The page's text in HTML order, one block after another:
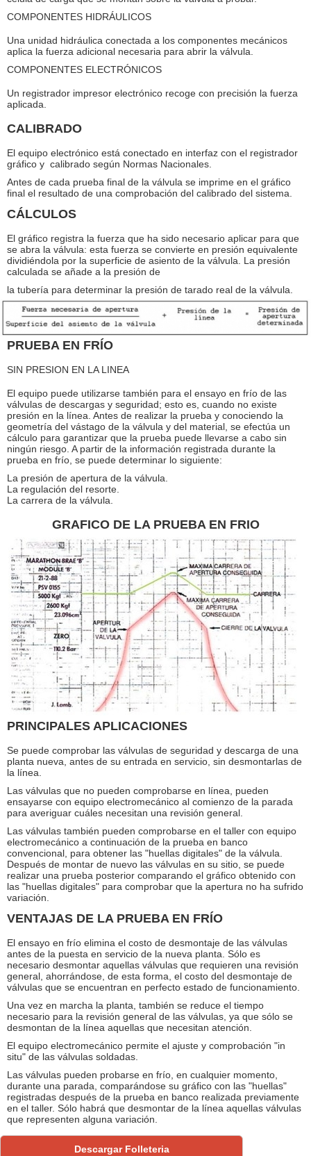
COMPONENTES HIDRÁULICOS
Una unidad hidráulica conectada a los componentes mecánicos
aplica la fuerza adicional necesaria para abrir la válvula.
COMPONENTES ELECTRÓNICOS
Un registrador impresor electrónico recoge con precisión la fuerza
aplicada.
CALIBRADO
El equipo electrónico está conectado en interfaz con el registrador
gráfico y calibrado según Normas Nacionales.
Antes de cada prueba final de la válvula se imprime en el gráfico
final el resultado de una comprobación del calibrado del sistema.
CÁLCULOS
El gráfico registra la fuerza que ha sido necesario aplicar para que
se abra la válvula: esta fuerza se convierte en presión equivalente
dividiéndola por la superficie de asiento de la válvula. La presión
calculada se añade a la presión de
la tubería para determinar la presión de tarado real de la válvula.
PRUEBA EN FRÍO
SIN PRESION EN LA LINEA
El equipo puede utilizarse también para el ensayo en frío de las
válvulas de descargas y seguridad; esto es, cuando no existe
presión en la línea. Antes de realizar la prueba y conociendo la
geometría del vástago de la válvula y del material, se efectúa un
cálculo para garantizar que la prueba puede llevarse a cabo sin
ningún riesgo. A partir de la información registrada durante la
prueba en frío, se puede determinar lo siguiente:
La presión de apertura de la válvula.
La regulación del resorte.
La carrera de la válvula.
GRAFICO DE LA PRUEBA EN FRIO
PRINCIPALES APLICACIONES
Se puede comprobar las válvulas de seguridad y descarga de una
planta nueva, antes de su entrada en servicio, sin desmontarlas de
la línea.
Las válvulas que no pueden comprobarse en línea, pueden
ensayarse con equipo electromecánico al comienzo de la parada
para averiguar cuáles necesitan una revisión general.
Las válvulas también pueden comprobarse en el taller con equipo
electromecánico a continuación de la prueba en banco
convencional, para obtener las "huellas digitales" de la válvula.
Después de montar de nuevo las válvulas en su sitio, se puede
realizar una prueba posterior comparando el gráfico obtenido con
las "huellas digitales" para comprobar que la apertura no ha sufrido
variación.
VENTAJAS DE LA PRUEBA EN FRÍO
El ensayo en frío elimina el costo de desmontaje de las válvulas
antes de la puesta en servicio de la nueva planta. Sólo es
necesario desmontar aquellas válvulas que requieren una revisión
general, ahorrándose, de esta forma, el costo del desmontaje de
válvulas que se encuentran en perfecto estado de funcionamiento.
Una vez en marcha la planta, también se reduce el tiempo
necesario para la revisión general de las válvulas, ya que sólo se
desmontan de la línea aquellas que necesitan atención.
El equipo electromecánico permite el ajuste y comprobación "in
situ" de las válvulas soldadas.
Las válvulas pueden probarse en frío, en cualquier momento,
durante una parada, comparándose su gráfico con las "huellas"
registradas después de la prueba en banco realizada previamente
en el taller. Sólo habrá que desmontar de la línea aquellas válvulas
que representen alguna variación.
Descargar Folleteria